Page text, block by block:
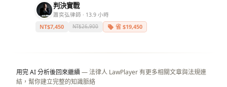
判決實戰
蕭奕弘律師 · 13.9 小時
NT$7,450 NT$26,900 省 $19,450
用完 AI 分析後回來繼續— 法律人 LawPlayer 有更多相關文章與法規連
結，幫你建立完整的知識脈絡